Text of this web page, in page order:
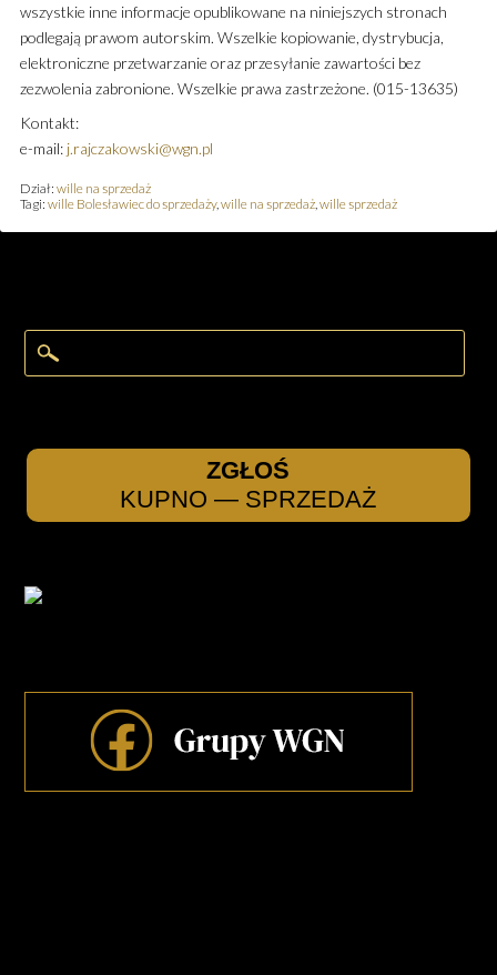
wszystkie inne informacje opublikowane na niniejszych stronach
podlegają prawom autorskim. Wszelkie kopiowanie, dystrybucja,
elektroniczne przetwarzanie oraz przesyłanie zawartości bez
zezwolenia zabronione. Wszelkie prawa zastrzeżone. (015-13635)
Kontakt:
e-mail: j.rajczakowski@wgn.pl
Dział: wille na sprzedaż
Tagi: wille Bolesławiec do sprzedaży, wille na sprzedaż, wille sprzedaż
ZGŁOŚ
KUPNO — SPRZEDAŻ